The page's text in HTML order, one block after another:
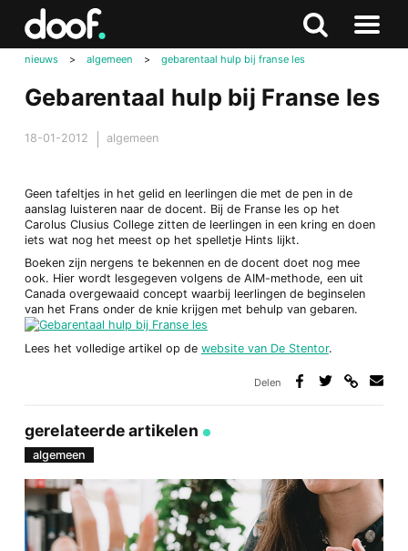
Zoeken
Naar
nieuws > algemeen > gebarentaal hulp bij franse les
Gebarentaal hulp bij Franse les
18-01-2012 algemeen
Geen tafeltjes in het gelid en leerlingen die met de pen in de
aanslag luisteren naar de docent. Bij de Franse les op het
Carolus Clusius College zitten de leerlingen in een kring en doen
iets wat nog het meest op het spelletje Hints lijkt.
Boeken zijn nergens te bekennen en de docent doet nog mee
ook. Hier wordt lesgegeven volgens de AIM-methode, een uit
Canada overgewaaid concept waarbij leerlingen de beginselen
van het Frans onder de knie krijgen met behulp van gebaren.
Lees het volledige artikel op de website van De Stentor.
Delen
gerelateerde artikelen
algemeen
Doof.nl
Zoeken